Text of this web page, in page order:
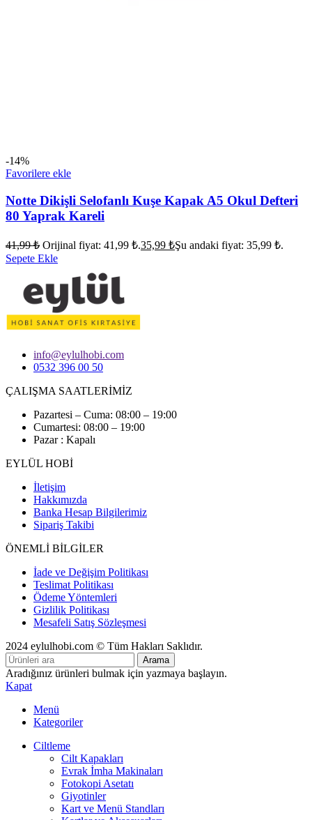
-14%
Favorilere ekle
Notte Dikişli Selofanlı Kuşe Kapak A5 Okul Defteri
80 Yaprak Kareli
41,99₺ Orijinal fiyat: 41,99 ₺.35,99 ₺Şu andaki fiyat: 35,99 ₺.
Sepete Ekle
info@eylulhobi.com
0532 396 00 50
ÇALIŞMA SAATLERİMİZ
Pazartesi – Cuma: 08:00 – 19:00
Cumartesi: 08:00 – 19:00
Pazar : Kapalı
EYLÜL HOBİ
İletişim
Hakkımızda
Banka Hesap Bilgilerimiz
Sipariş Takibi
ÖNEMLİ BİLGİLER
İade ve Değişim Politikası
Teslimat Politikası
Ödeme Yöntemleri
Gizlilik Politikası
Mesafeli Satış Sözleşmesi
2024 eylulhobi.com © Tüm Hakları Saklıdır.
Arama
Aradığınız ürünleri bulmak için yazmaya başlayın.
Kapat
Menü
Kategoriler
Ciltleme
Cilt Kapakları
Evrak İmha Makinaları
Fotokopi Asetatı
Giyotinler
Kart ve Menü Standları